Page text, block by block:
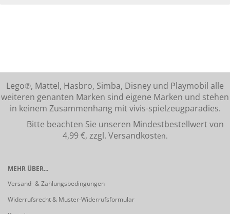
Lego℗, Mattel, Hasbro, Simba, Disney und Playmobil alle
weiteren genanten Marken sind eigene Marken und stehen
in keinem Zusammenhang mit vivis-spielzeugparadies.
Bitte beachten Sie unseren Mindestbestellwert von
4,99 €, zzgl. Versandkosten.
MEHR ÜBER...
Versand- & Zahlungsbedingungen
Widerrufsrecht & Muster-Widerrufsformular